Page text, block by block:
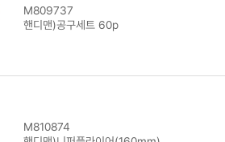
M809737
핸디맨)공구세트 60p
M810874